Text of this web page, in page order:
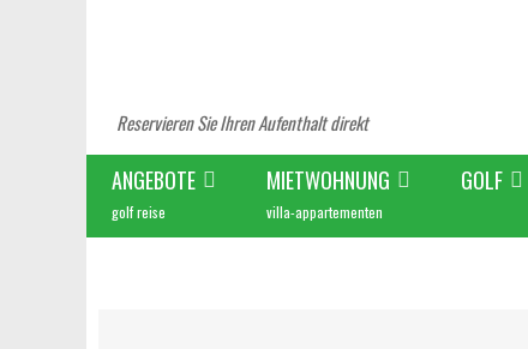
Reservieren Sie Ihren Aufenthalt direkt
ANGEBOTE
golf reise
MIETWOHNUNG
villa-appartementen
GOLF